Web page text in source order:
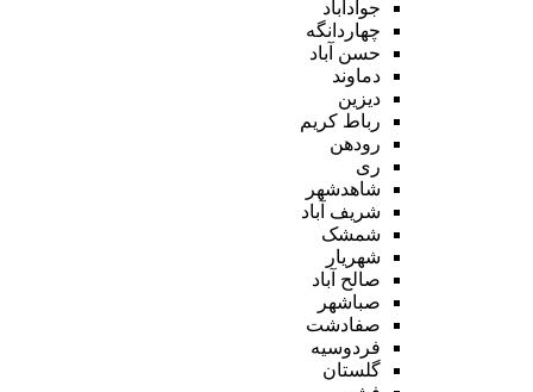
جوادآباد
چهاردانگه
حسن آباد
دماوند
دیزین
رباط کریم
رودهن
ری
شاهدشهر
شریف آباد
شمشک
شهریار
صالح آباد
صباشهر
صفادشت
فردوسیه
گلستان